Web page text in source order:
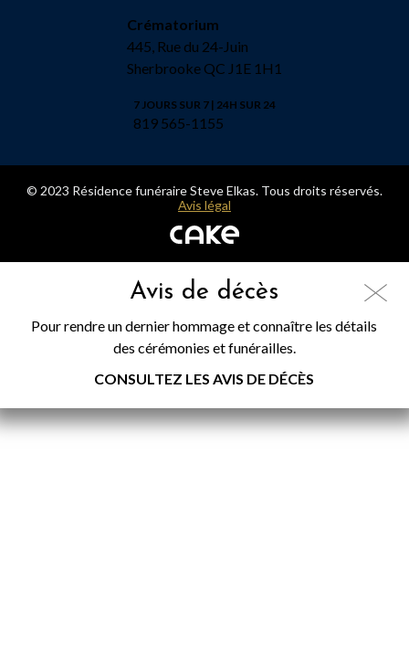
Crématorium
445, Rue du 24-Juin
Sherbrooke QC J1E 1H1
7 JOURS SUR 7 | 24H SUR 24
819 565-1155
© 2023 Résidence funéraire Steve Elkas. Tous droits réservés.
Avis légal
Avis de décès
Pour rendre un dernier hommage et connaître les détails
des cérémonies et funérailles.
CONSULTEZ LES AVIS DE DÉCÈS